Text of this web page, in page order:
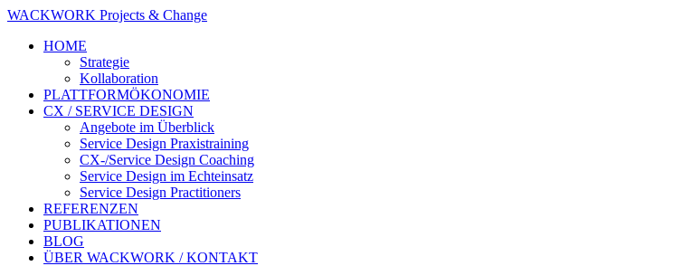
WACKWORK Projects & Change
HOME
Strategie
Kollaboration
PLATTFORMÖKONOMIE
CX / SERVICE DESIGN
Angebote im Überblick
Service Design Praxistraining
CX-/Service Design Coaching
Service Design im Echteinsatz
Service Design Practitioners
REFERENZEN
PUBLIKATIONEN
BLOG
ÜBER WACKWORK / KONTAKT